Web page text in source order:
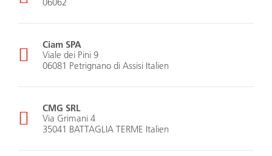
Ciam SPA
Viale dei Pini 9
06081 Petrignano di Assisi Italien
CMG SRL
Via Grimani 4
35041 BATTAGLIA TERME Italien